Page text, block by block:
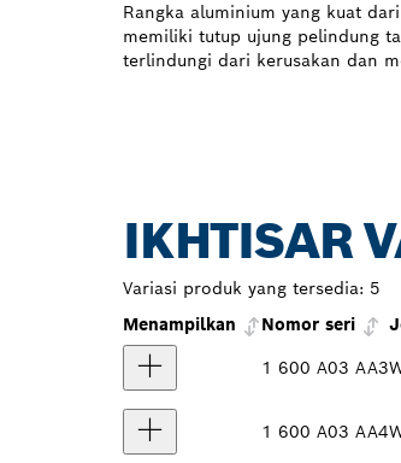
Rangka aluminium yang kuat
memiliki tutup ujung pelindung
terlindungi dari kerusakan dan
IKHTISAR
Variasi produk yang tersedia: 5
Menampilkan
Nomor seri
1 600 A03 AA3
1 600 A03 AA4